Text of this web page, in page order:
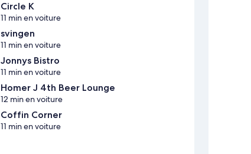
Circle K
11 min en voiture
svingen
11 min en voiture
Jonnys Bistro
11 min en voiture
Homer J 4th Beer Lounge
12 min en voiture
Coffin Corner
11 min en voiture